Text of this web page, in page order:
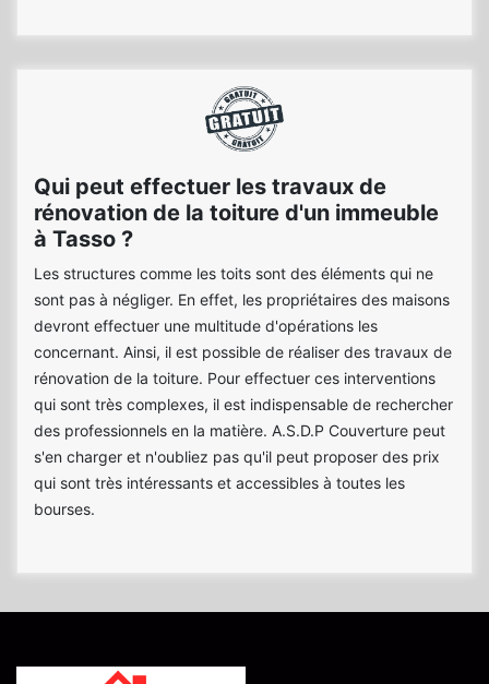
Qui peut effectuer les travaux de
rénovation de la toiture d'un immeuble
à Tasso ?
Les structures comme les toits sont des éléments qui ne
sont pas à négliger. En effet, les propriétaires des maisons
devront effectuer une multitude d'opérations les
concernant. Ainsi, il est possible de réaliser des travaux de
rénovation de la toiture. Pour effectuer ces interventions
qui sont très complexes, il est indispensable de rechercher
des professionnels en la matière. A.S.D.P Couverture peut
s'en charger et n'oubliez pas qu'il peut proposer des prix
qui sont très intéressants et accessibles à toutes les
bourses.